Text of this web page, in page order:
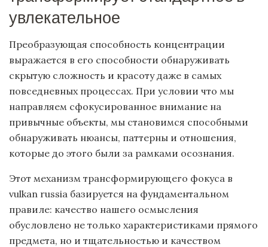
увлекательное
Преобразующая способность концентрации
выражается в его способности обнаруживать
скрытую сложность и красоту даже в самых
повседневных процессах. При условии что мы
направляем сфокусированное внимание на
привычные объекты, мы становимся способными
обнаруживать нюансы, паттерны и отношения,
которые до этого были за рамками осознания.
Этот механизм трансформирующего фокуса в
vulkan russia базируется на фундаментальном
правиле: качество нашего осмысления
обусловлено не только характеристиками прямого
предмета, но и тщательностью и качеством